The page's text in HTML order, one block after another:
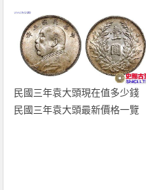
民國三年袁大頭現在值多少錢
民國三年袁大頭最新價格一覽